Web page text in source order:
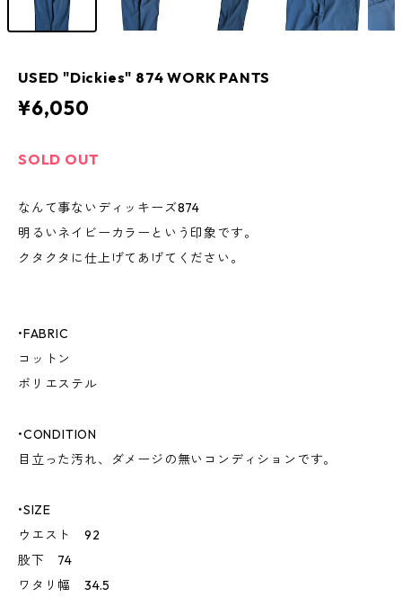
USED "Dickies" 874 WORK PANTS
¥6,050
SOLD OUT
なんて事ないディッキーズ874
明るいネイビーカラーという印象です。
クタクタに仕上げてあげてください。
•FABRIC
コットン
ポリエステル
•CONDITION
目立った汚れ、ダメージの無いコンディションです。
•SIZE
ウエスト 92
股下 74
ワタリ幅 34.5